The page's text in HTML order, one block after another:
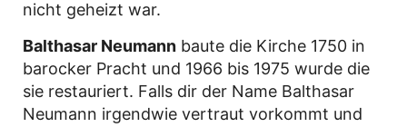
nicht geheizt war.
Balthasar Neumann baute die Kirche 1750 in
barocker Pracht und 1966 bis 1975 wurde die
sie restauriert. Falls dir der Name Balthasar
Neumann irgendwie vertraut vorkommt und